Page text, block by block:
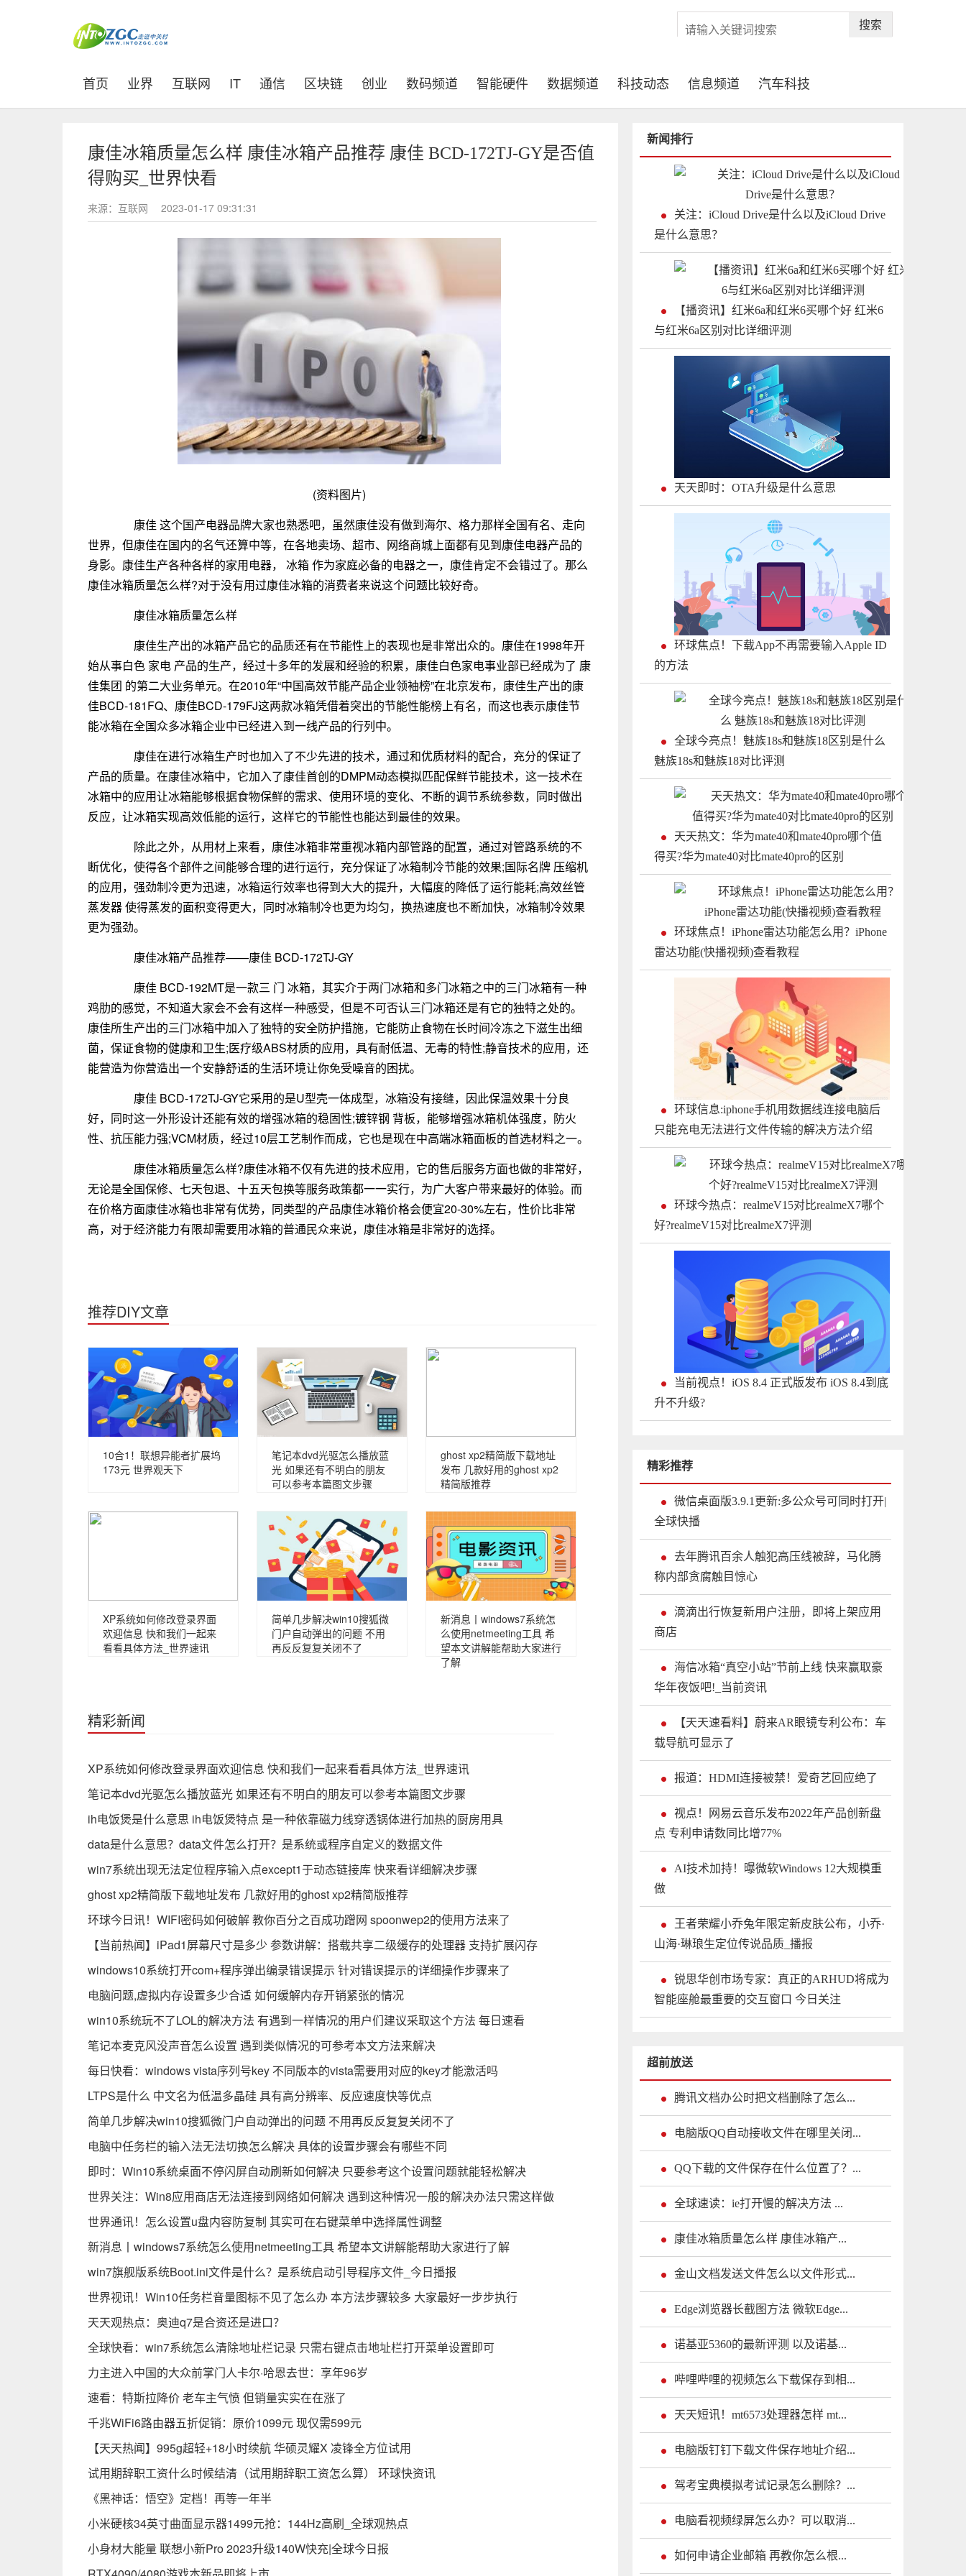
搜索
首页 (current)
业界 互联网 IT 通信 区块链 创业 数码频道 智能硬件 数据频道 科技动态 信息频道 汽车科技
康佳冰箱质量怎么样 康佳冰箱产品推荐 康佳 BCD-172TJ-GY是否值
得购买_世界快看
来源：互联网 2023-01-17 09:31:31
(资料图片)
康佳 这个国产电器品牌大家也熟悉吧，虽然康佳没有做到海尔、格力那样全国有名、走向
世界，但康佳在国内的名气还算中等，在各地卖场、超市、网络商城上面都有见到康佳电器产品的
身影。康佳生产各种各样的家用电器， 冰箱 作为家庭必备的电器之一，康佳肯定不会错过了。那么
康佳冰箱质量怎么样?对于没有用过康佳冰箱的消费者来说这个问题比较好奇。
康佳冰箱质量怎么样
康佳生产出的冰箱产品它的品质还有在节能性上的表现也是非常出众的。康佳在1998年开
始从事白色 家电 产品的生产，经过十多年的发展和经验的积累，康佳白色家电事业部已经成为了 康
佳集团 的第二大业务单元。在2010年“中国高效节能产品企业领袖榜”在北京发布，康佳生产出的康
佳BCD-181FQ、康佳BCD-179FJ这两款冰箱凭借着突出的节能性能榜上有名，而这也表示康佳节
能冰箱在全国众多冰箱企业中已经进入到一线产品的行列中。
康佳在进行冰箱生产时也加入了不少先进的技术，通过和优质材料的配合，充分的保证了
产品的质量。在康佳冰箱中，它加入了康佳首创的DMPM动态模拟匹配保鲜节能技术，这一技术在
冰箱中的应用让冰箱能够根据食物保鲜的需求、使用环境的变化、不断的调节系统参数，同时做出
反应，让冰箱实现高效低能的运行，这样它的节能性也能达到最佳的效果。
除此之外，从用材上来看，康佳冰箱非常重视冰箱内部管路的配置，通过对管路系统的不
断优化，使得各个部件之间能够合理的进行运行，充分保证了冰箱制冷节能的效果;国际名牌 压缩机
的应用，强劲制冷更为迅速，冰箱运行效率也得到大大的提升，大幅度的降低了运行能耗;高效丝管
蒸发器 使得蒸发的面积变得更大，同时冰箱制冷也更为均匀，换热速度也不断加快，冰箱制冷效果
更为强劲。
康佳冰箱产品推荐——康佳 BCD-172TJ-GY
康佳 BCD-192MT是一款三 门 冰箱，其实介于两门冰箱和多门冰箱之中的三门冰箱有一种
鸡肋的感觉，不知道大家会不会有这样一种感受，但是不可否认三门冰箱还是有它的独特之处的。
康佳所生产出的三门冰箱中加入了独特的安全防护措施，它能防止食物在长时间冷冻之下滋生出细
菌，保证食物的健康和卫生;医疗级ABS材质的应用，具有耐低温、无毒的特性;静音技术的应用，还
能营造为你营造出一个安静舒适的生活环境让你免受噪音的困扰。
康佳 BCD-172TJ-GY它采用的是U型壳一体成型，冰箱没有接缝，因此保温效果十分良
好，同时这一外形设计还能有效的增强冰箱的稳固性;镀锌钢 背板，能够增强冰箱机体强度，防火
性、抗压能力强;VCM材质，经过10层工艺制作而成，它也是现在中高端冰箱面板的首选材料之一。
康佳冰箱质量怎么样?康佳冰箱不仅有先进的技术应用，它的售后服务方面也做的非常好，
无论是全国保修、七天包退、十五天包换等服务政策都一一实行，为广大客户带来最好的体验。而
在价格方面康佳冰箱也非常有优势，同类型的产品康佳冰箱价格会便宜20-30%左右，性价比非常
高，对于经济能力有限却需要用冰箱的普通民众来说，康佳冰箱是非常好的选择。
推荐DIY文章
10合1！联想异能者扩展坞
173元 世界观天下
笔记本dvd光驱怎么播放蓝
光 如果还有不明白的朋友
可以参考本篇图文步骤
ghost xp2精简版下载地址
发布 几款好用的ghost xp2
精简版推荐
XP系统如何修改登录界面
欢迎信息 快和我们一起来
看看具体方法_世界速讯
简单几步解决win10搜狐微
门户自动弹出的问题 不用
再反反复复关闭不了
新消息丨windows7系统怎
么使用netmeeting工具 希
望本文讲解能帮助大家进行
了解
精彩新闻
XP系统如何修改登录界面欢迎信息 快和我们一起来看看具体方法_世界速讯
笔记本dvd光驱怎么播放蓝光 如果还有不明白的朋友可以参考本篇图文步骤
ih电饭煲是什么意思 ih电饭煲特点 是一种依靠磁力线穿透锅体进行加热的厨房用具
data是什么意思？data文件怎么打开？是系统或程序自定义的数据文件
win7系统出现无法定位程序输入点except1于动态链接库 快来看详细解决步骤
ghost xp2精简版下载地址发布 几款好用的ghost xp2精简版推荐
环球今日讯！WIFI密码如何破解 教你百分之百成功蹭网 spoonwep2的使用方法来了
【当前热闻】iPad1屏幕尺寸是多少 参数讲解：搭载共享二级缓存的处理器 支持扩展闪存
windows10系统打开com+程序弹出编录错误提示 针对错误提示的详细操作步骤来了
电脑问题,虚拟内存设置多少合适 如何缓解内存开销紧张的情况
win10系统玩不了LOL的解决方法 有遇到一样情况的用户们建议采取这个方法 每日速看
笔记本麦克风没声音怎么设置 遇到类似情况的可参考本文方法来解决
每日快看：windows vista序列号key 不同版本的vista需要用对应的key才能激活吗
LTPS是什么 中文名为低温多晶硅 具有高分辨率、反应速度快等优点
简单几步解决win10搜狐微门户自动弹出的问题 不用再反反复复关闭不了
电脑中任务栏的输入法无法切换怎么解决 具体的设置步骤会有哪些不同
即时：Win10系统桌面不停闪屏自动刷新如何解决 只要参考这个设置问题就能轻松解决
世界关注：Win8应用商店无法连接到网络如何解决 遇到这种情况一般的解决办法只需这样做
世界通讯！怎么设置u盘内容防复制 其实可在右键菜单中选择属性调整
新消息丨windows7系统怎么使用netmeeting工具 希望本文讲解能帮助大家进行了解
win7旗舰版系统Boot.ini文件是什么？是系统启动引导程序文件_今日播报
世界视讯！Win10任务栏音量图标不见了怎么办 本方法步骤较多 大家最好一步步执行
天天观热点：奥迪q7是合资还是进口？
全球快看：win7系统怎么清除地址栏记录 只需右键点击地址栏打开菜单设置即可
力主进入中国的大众前掌门人卡尔·哈恩去世：享年96岁
速看：特斯拉降价 老车主气愤 但销量实实在在涨了
千兆WiFi6路由器五折促销：原价1099元 现仅需599元
【天天热闻】995g超轻+18小时续航 华硕灵耀X 凌锋全方位试用
试用期辞职工资什么时候结清（试用期辞职工资怎么算） 环球快资讯
《黑神话：悟空》定档！再等一年半
小米硬核34英寸曲面显示器1499元抢：144Hz高刷_全球观热点
小身材大能量 联想小新Pro 2023升级140W快充|全球今日报
新闻排行
关注：iCloud Drive是什么以及iCloud Drive
是什么意思？
【播资讯】红米6a和红米6买哪个好 红米6
与红米6a区别对比详细评测
天天即时：OTA升级是什么意思
环球焦点！下载App不再需要输入Apple ID
的方法
全球今亮点！魅族18s和魅族18区别是什么
魅族18s和魅族18对比评测
天天热文：华为mate40和mate40pro哪个值
得买?华为mate40对比mate40pro的区别
环球焦点！iPhone雷达功能怎么用？iPhone
雷达功能(快播视频)查看教程
环球信息:iphone手机用数据线连接电脑后
只能充电无法进行文件传输的解决方法介绍
环球今热点：realmeV15对比realmeX7哪个
好?realmeV15对比realmeX7评测
当前视点！iOS 8.4 正式版发布 iOS 8.4到底
升不升级?
精彩推荐
微信桌面版3.9.1更新:多公众号可同时打开|
全球快播
去年腾讯百余人触犯高压线被辞，马化腾
称内部贪腐触目惊心
滴滴出行恢复新用户注册，即将上架应用
商店
海信冰箱“真空小站”节前上线 快来赢取豪
华年夜饭吧!_当前资讯
【天天速看料】蔚来AR眼镜专利公布：车
载导航可显示了
报道：HDMI连接被禁！爱奇艺回应绝了
视点！网易云音乐发布2022年产品创新盘
点 专利申请数同比增77%
AI技术加持！曝微软Windows 12大规模重
做
王者荣耀小乔兔年限定新皮肤公布，小乔·
山海·琳琅生定位传说品质_播报
锐思华创市场专家：真正的ARHUD将成为
智能座舱最重要的交互窗口 今日关注
超前放送
腾讯文档办公时把文档删除了怎么...
电脑版QQ自动接收文件在哪里关闭...
QQ下载的文件保存在什么位置了？...
全球速读：ie打开慢的解决方法 ...
康佳冰箱质量怎么样 康佳冰箱产...
金山文档发送文件怎么以文件形式...
Edge浏览器长截图方法 微软Edge...
诺基亚5360的最新评测 以及诺基...
哔哩哔哩的视频怎么下载保存到相...
天天短讯！mt6573处理器怎样 mt...
电脑版钉钉下载文件保存地址介绍...
驾考宝典模拟考试记录怎么删除？...
电脑看视频绿屏怎么办？可以取消...
如何申请企业邮箱 再教你怎么根...